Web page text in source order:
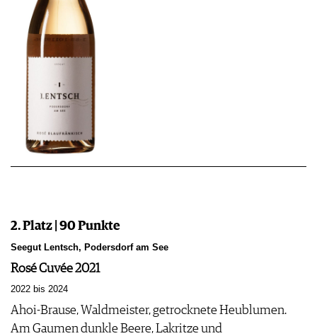
2. Platz | 90 Punkte
Seegut Lentsch, Podersdorf am See
Rosé Cuvée 2021
2022 bis 2024
Ahoi-Brause, Waldmeister, getrocknete Heublumen.
Am Gaumen dunkle Beere, Lakritze und